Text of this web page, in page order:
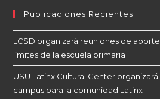
Publicaciones Recientes
LCSD organizará reuniones de
límites de la escuela primaria
USU Latinx Cultural Center
campus para la comunidad Latinx